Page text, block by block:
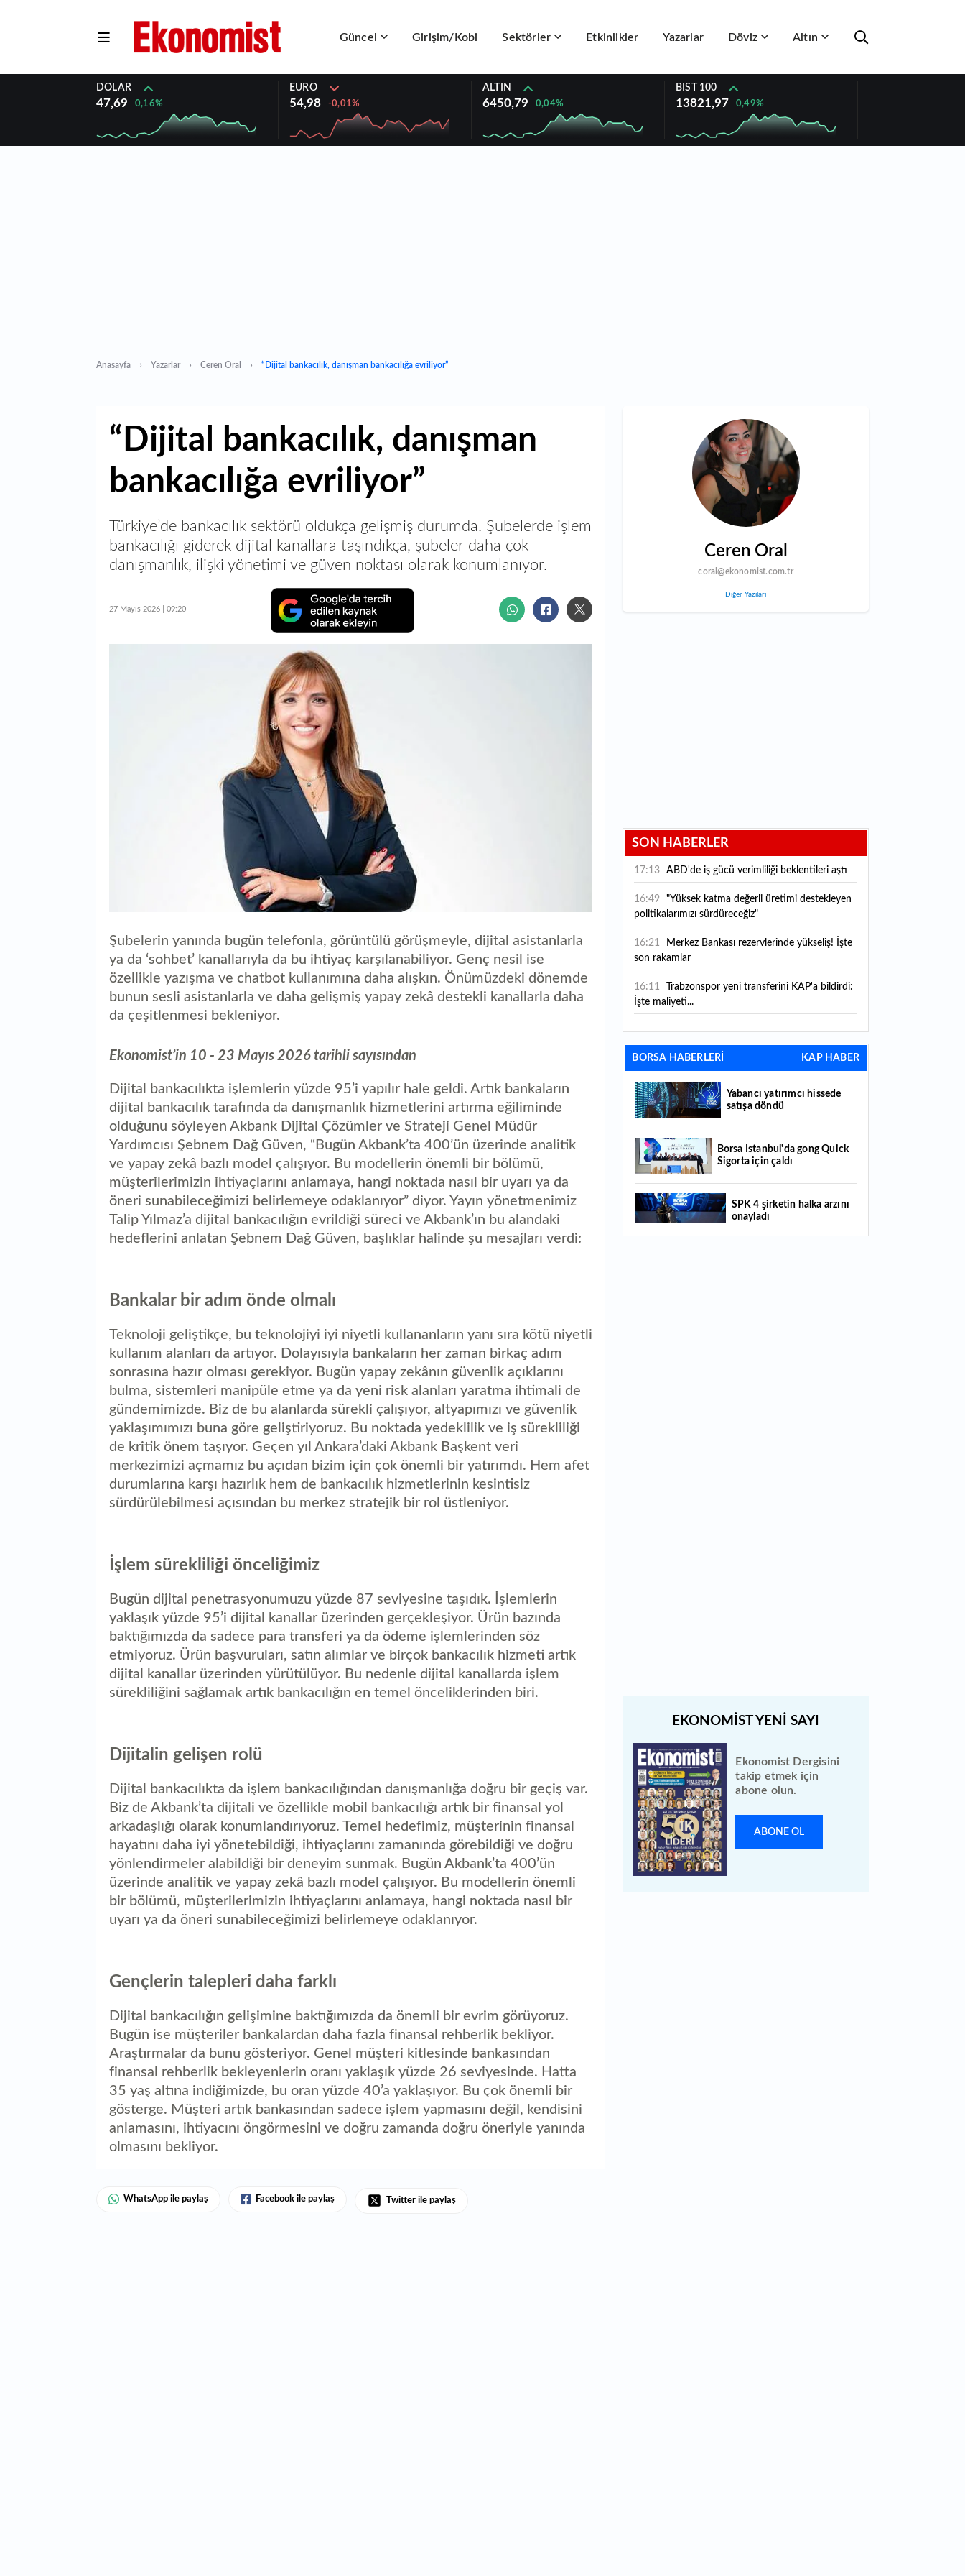
Güncel Girişim/Kobi Sektörler Etkinlikler Yazarlar Döviz Altın
DOLAR
47,69 0,16%
EURO
54,98 -0,01%
ALTIN
6450,79 0,04%
BIST 100
13821,97 0,49%
Anasayfa Yazarlar Ceren Oral “Dijital bankacılık, danışman bankacılığa evriliyor”
“Dijital bankacılık, danışman
bankacılığa evriliyor”
Türkiye’de bankacılık sektörü oldukça gelişmiş durumda. Şubelerde işlem
bankacılığı giderek dijital kanallara taşındıkça, şubeler daha çok
danışmanlık, ilişki yönetimi ve güven noktası olarak konumlanıyor.
27 Mayıs 2026 | 09:20
Şubelerin yanında bugün telefonla, görüntülü görüşmeyle, dijital asistanlarla
ya da ‘sohbet’ kanallarıyla da bu ihtiyaç karşılanabiliyor. Genç nesil ise
özellikle yazışma ve chatbot kullanımına daha alışkın. Önümüzdeki dönemde
bunun sesli asistanlarla ve daha gelişmiş yapay zekâ destekli kanallarla daha
da çeşitlenmesi bekleniyor.
Ekonomist’in 10 - 23 Mayıs 2026 tarihli sayısından
Dijital bankacılıkta işlemlerin yüzde 95’i yapılır hale geldi. Artık bankaların
dijital bankacılık tarafında da danışmanlık hizmetlerini artırma eğiliminde
olduğunu söyleyen Akbank Dijital Çözümler ve Strateji Genel Müdür
Yardımcısı Şebnem Dağ Güven, “Bugün Akbank’ta 400’ün üzerinde analitik
ve yapay zekâ bazlı model çalışıyor. Bu modellerin önemli bir bölümü,
müşterilerimizin ihtiyaçlarını anlamaya, hangi noktada nasıl bir uyarı ya da
öneri sunabileceğimizi belirlemeye odaklanıyor” diyor. Yayın yönetmenimiz
Talip Yılmaz’a dijital bankacılığın evrildiği süreci ve Akbank’ın bu alandaki
hedeflerini anlatan Şebnem Dağ Güven, başlıklar halinde şu mesajları verdi:
Bankalar bir adım önde olmalı
Teknoloji geliştikçe, bu teknolojiyi iyi niyetli kullananların yanı sıra kötü niyetli
kullanım alanları da artıyor. Dolayısıyla bankaların her zaman birkaç adım
sonrasına hazır olması gerekiyor. Bugün yapay zekânın güvenlik açıklarını
bulma, sistemleri manipüle etme ya da yeni risk alanları yaratma ihtimali de
gündemimizde. Biz de bu alanlarda sürekli çalışıyor, altyapımızı ve güvenlik
yaklaşımımızı buna göre geliştiriyoruz. Bu noktada yedeklilik ve iş sürekliliği
de kritik önem taşıyor. Geçen yıl Ankara’daki Akbank Başkent veri
merkezimizi açmamız bu açıdan bizim için çok önemli bir yatırımdı. Hem afet
durumlarına karşı hazırlık hem de bankacılık hizmetlerinin kesintisiz
sürdürülebilmesi açısından bu merkez stratejik bir rol üstleniyor.
İşlem sürekliliği önceliğimiz
Bugün dijital penetrasyonumuzu yüzde 87 seviyesine taşıdık. İşlemlerin
yaklaşık yüzde 95’i dijital kanallar üzerinden gerçekleşiyor. Ürün bazında
baktığımızda da sadece para transferi ya da ödeme işlemlerinden söz
etmiyoruz. Ürün başvuruları, satın alımlar ve birçok bankacılık hizmeti artık
dijital kanallar üzerinden yürütülüyor. Bu nedenle dijital kanallarda işlem
sürekliliğini sağlamak artık bankacılığın en temel önceliklerinden biri.
Dijitalin gelişen rolü
Dijital bankacılıkta da işlem bankacılığından danışmanlığa doğru bir geçiş var.
Biz de Akbank’ta dijitali ve özellikle mobil bankacılığı artık bir finansal yol
arkadaşlığı olarak konumlandırıyoruz. Temel hedefimiz, müşterinin finansal
hayatını daha iyi yönetebildiği, ihtiyaçlarını zamanında görebildiği ve doğru
yönlendirmeler alabildiği bir deneyim sunmak. Bugün Akbank’ta 400’ün
üzerinde analitik ve yapay zekâ bazlı model çalışıyor. Bu modellerin önemli
bir bölümü, müşterilerimizin ihtiyaçlarını anlamaya, hangi noktada nasıl bir
uyarı ya da öneri sunabileceğimizi belirlemeye odaklanıyor.
Gençlerin talepleri daha farklı
Dijital bankacılığın gelişimine baktığımızda da önemli bir evrim görüyoruz.
Bugün ise müşteriler bankalardan daha fazla finansal rehberlik bekliyor.
Araştırmalar da bunu gösteriyor. Genel müşteri kitlesinde bankasından
finansal rehberlik bekleyenlerin oranı yaklaşık yüzde 26 seviyesinde. Hatta
35 yaş altına indiğimizde, bu oran yüzde 40’a yaklaşıyor. Bu çok önemli bir
gösterge. Müşteri artık bankasından sadece işlem yapmasını değil, kendisini
anlamasını, ihtiyacını öngörmesini ve doğru zamanda doğru öneriyle yanında
olmasını bekliyor.
WhatsApp ile paylaş Facebook ile paylaş Twitter ile paylaş
Ceren Oral
coral@ekonomist.com.tr
Diğer Yazıları
SON HABERLER
17:13 ABD'de iş gücü verimliliği beklentileri aştı
16:49
"Yüksek katma değerli üretimi destekleyen
politikalarımızı sürdüreceğiz"
16:21
son rakamlar
16:11
İşte maliyeti...
16:09 TMO 2026-2027 fındık alım fiyatlarını
açıkladı!
geriledi
15:07 Yabancı yatırımcı hissede satışa döndü
14:39
liraya geriledi
14:29 Türkiye'de her 4 kişiden 3'ü internet
bankacılığı kullanıyor
14:26 Türkiye'nin 2026 dijital karnesi: En çok
BORSA HABERLERİ KAP HABER
Yabancı yatırımcı hissede
satışa döndü
Borsa İstanbul'da gong Quick
Sigorta için çaldı
SPK 4 şirketin halka arzını
onayladı
Ekonomist Dergisini
takip etmek için
abone olun.
ABONE OL